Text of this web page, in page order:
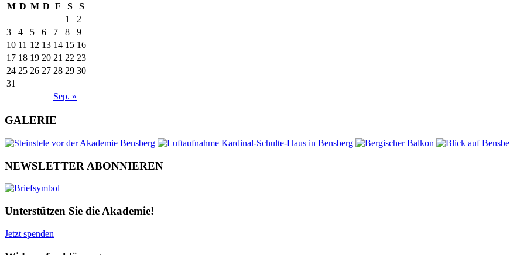
M D M D F S S
Sep. »
1
2
3
4 5 6 7 8
9
10 11 12 13 14 15 16
17 18 19 20 21 22 23
24 25 26 27 28 29 30
31
GALERIE
NEWSLETTER ABONNIEREN
Unterstützen Sie die Akademie!
Jetzt spenden